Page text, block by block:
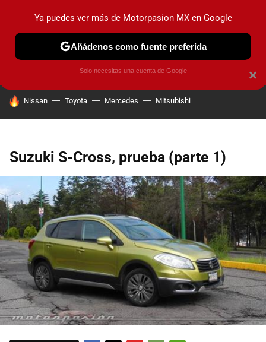
PRUEBAS INDUSTRIA HOY NO CIRCULA
HOY SE HABLA DE
Nissan Toyota Mercedes Mitsubishi
Suzuki S-Cross, prueba (parte 1)
×
Ya puedes ver más de Motorpasion MX en Google
Añádenos como fuente preferida
Solo necesitas una cuenta de Google